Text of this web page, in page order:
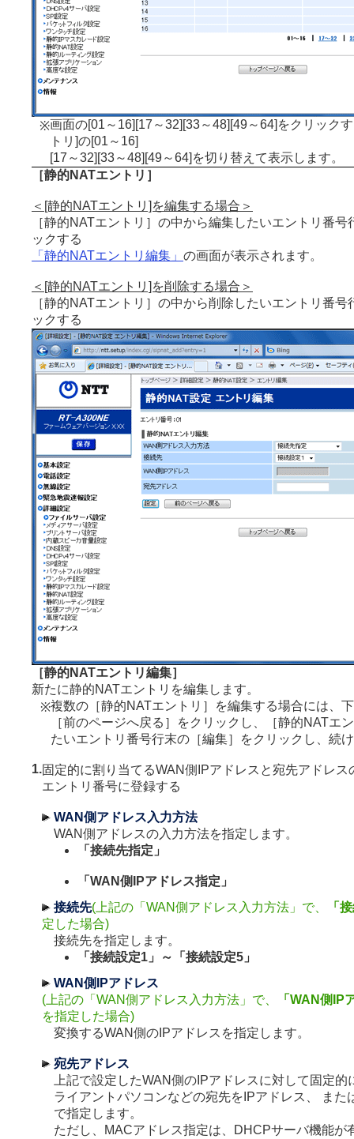
※画面の[01～16][17～32][33～48][49～64]をクリック
トリ]の[01～16]
[17～32][33～48][49～64]を切り替えて表示します。
［静的NATエントリ］
＜[静的NATエントリ]を編集する場合＞
［静的NATエントリ］の中から編集したいエントリ番号
ックする
「静的NATエントリ編集」 の画面が表示されます。
＜[静的NATエントリ]を削除する場合＞
［静的NATエントリ］の中から削除したいエントリ番号
ックする
［静的NATエントリ編集］
新たに静的NATエントリを編集します。
※複数の［静的NATエントリ］を編集する場合には、
［前のページへ戻る］をクリックし、［静的NATエ
たいエントリ番号行末の［編集］をクリックし、続
1.固定的に割り当てるWAN側IPアドレスと宛先アドレス
エントリ番号に登録する
WAN側アドレス入力方法
WAN側アドレスの入力方法を指定します。
「接続先指定」
「WAN側IPアドレス指定」
接続先(上記の「WAN側アドレス入力方法」で、
「
定した場合)
接続先を指定します。
「接続設定1」～「接続設定5」
WAN側IPアドレス
(上記の「WAN側アドレス入力方法」で、
「WAN側IP
を指定した場合)
変換するWAN側のIPアドレスを指定します。
宛先アドレス
上記で設定したWAN側のIPアドレスに対して固定的
ライアントパソコンなどの宛先をIPアドレス、 また
で指定します。
ただし、MACアドレス指定は、DHCPサーバ機能が